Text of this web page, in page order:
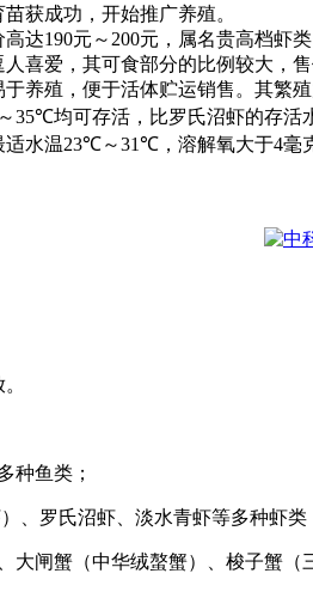
获成功，开始推广养殖。
高达190元～ 200元，属名贵高档虾
喜爱，其可食部分的比例较大，售
养殖，便于活体贮运销售。其繁
～35℃均可存活，比罗氏沼虾的存活
适水温23℃～31℃ ，溶解氧大于4毫
种鱼类；
、罗氏沼虾、淡水青虾等多种虾类
大闸蟹（中华绒螯蟹）、梭子蟹（